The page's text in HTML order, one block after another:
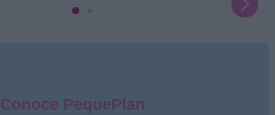
Conoce PequePlan